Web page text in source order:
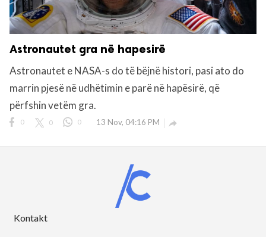
Astronautet gra në hapesirë
Astronautet e NASA-s do të bëjnë histori, pasi ato do
marrin pjesë në udhëtimin e parë në hapësirë, që
përfshin vetëm gra.
0 0 0 13 Nov, 04:16 PM 
Kontakt